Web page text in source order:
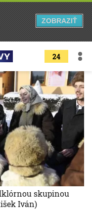
24
skupinou
Iván)
ZOBRAZIŤ